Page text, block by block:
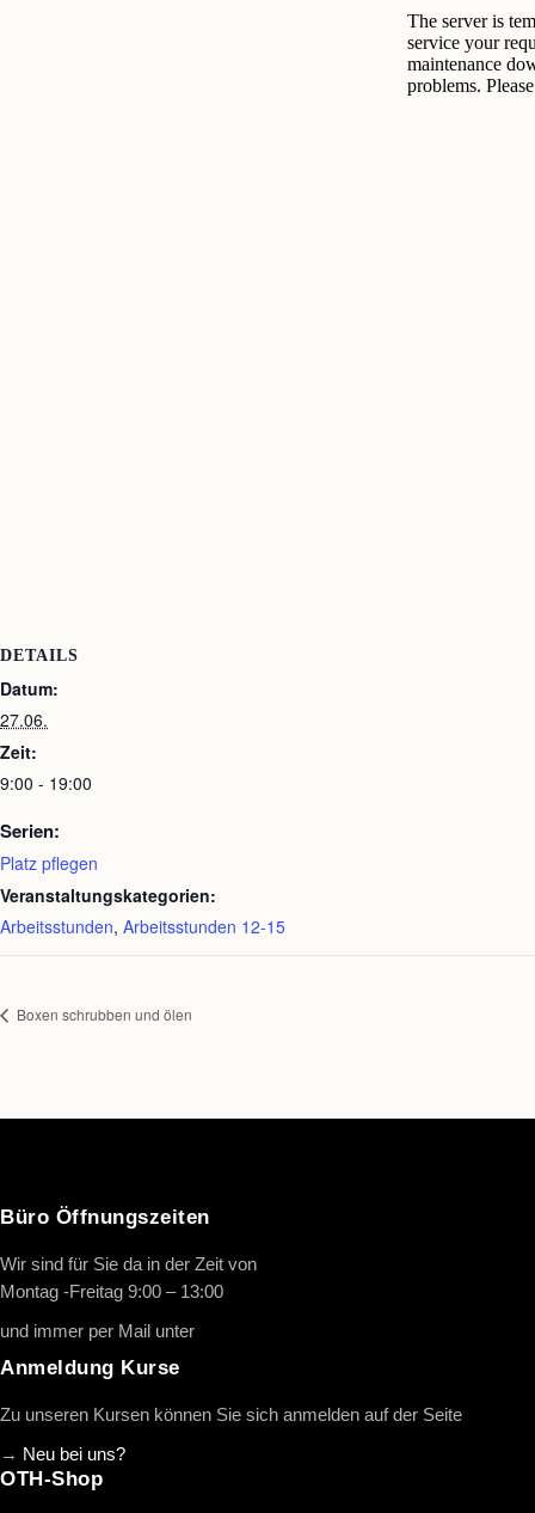
DETAILS
Datum:
27.06.
Zeit:
9:00 - 19:00
Serien:
Platz pflegen
Veranstaltungskategorien:
Arbeitsstunden, Arbeitsstunden 12-15
Boxen schrubben und ölen
Büro Öffnungszeiten
Wir sind für Sie da in der Zeit von
Montag -Freitag 9:00 – 13:00
und immer per Mail unter
Anmeldung Kurse
Zu unseren Kursen können Sie sich anmelden auf der Seite
→ Neu bei uns?
OTH-Shop